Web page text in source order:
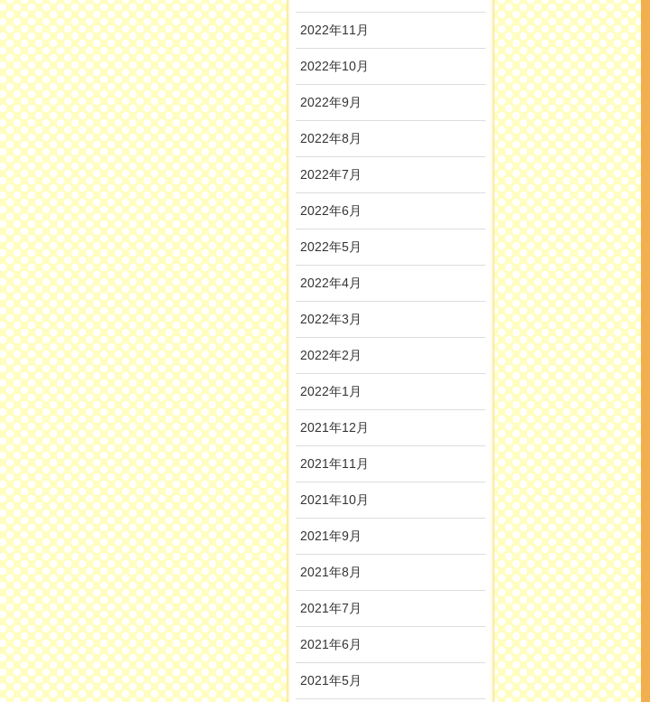
2022年11月
2022年10月
2022年9月
2022年8月
2022年7月
2022年6月
2022年5月
2022年4月
2022年3月
2022年2月
2022年1月
2021年12月
2021年11月
2021年10月
2021年9月
2021年8月
2021年7月
2021年6月
2021年5月